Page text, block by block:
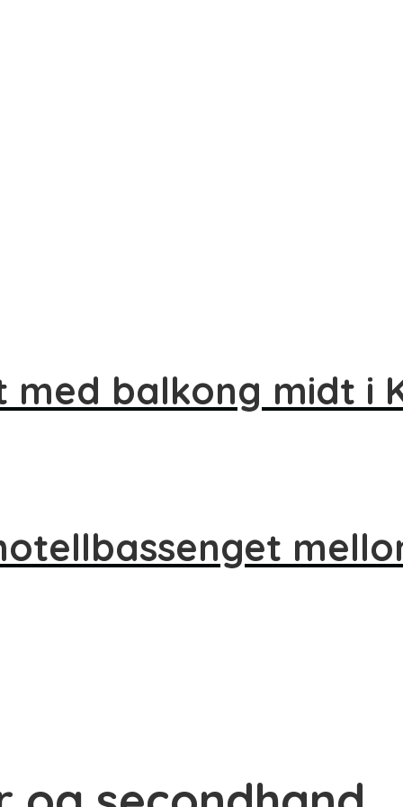
med balkong midt i